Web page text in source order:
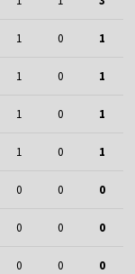
1 0 1
1 0 1
1 0 1
1 0 1
0 0 0
0 0 0
0 0 0